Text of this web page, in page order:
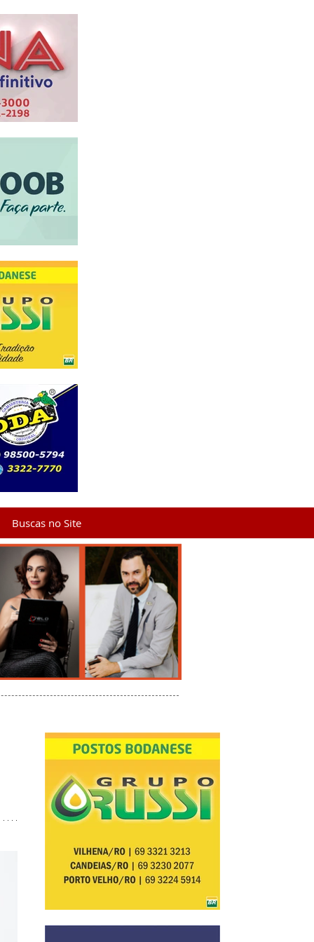
Buscas no Site